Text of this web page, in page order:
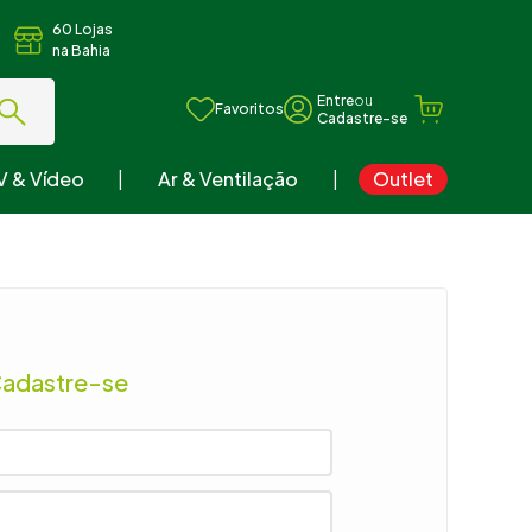
60 Lojas
na Bahia
Favoritos
ou
& Vídeo Ar & Ventilação Outlet
se